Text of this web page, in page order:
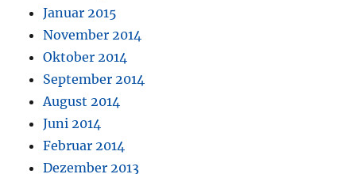
Januar 2015
November 2014
Oktober 2014
September 2014
August 2014
Juni 2014
Februar 2014
Dezember 2013